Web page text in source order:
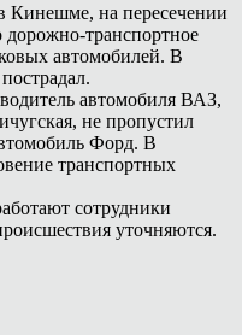
Кинешме, на пересечении
транспортное
автомобилей. В
автомобиля ВАЗ,
не пропустил
Форд. В
транспортных
сотрудники
уточняются.